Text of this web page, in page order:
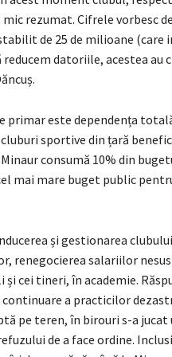
rezumat. Cifrele vorbesc
de 25 de milioane (care
datoriile, acestea au
primar este dependența
sportive din țară
consumă 10% din
mai mare buget public
și gestionarea
renegocierea salariilor
cei tineri, în academie.
a practicilor
pe teren, în birouri s-a
de a face ordine.